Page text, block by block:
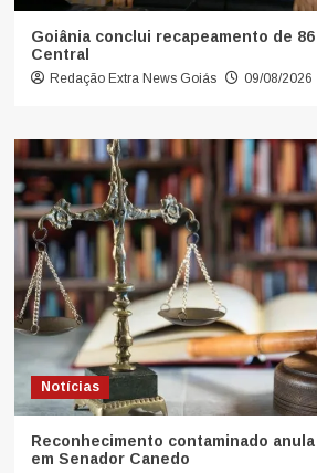
Goiânia conclui recapeamento de
Central
Redação Extra News Goiás 09/08/2026
Notícias
Reconhecimento contaminado
em Senador Canedo